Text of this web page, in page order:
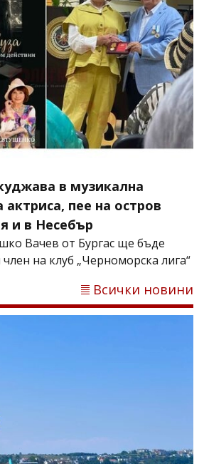
в музикална
актриса, пее на остров
и в Несебър
Вачев от Бургас ще бъде
на клуб „Черноморска лига“
Всички новини